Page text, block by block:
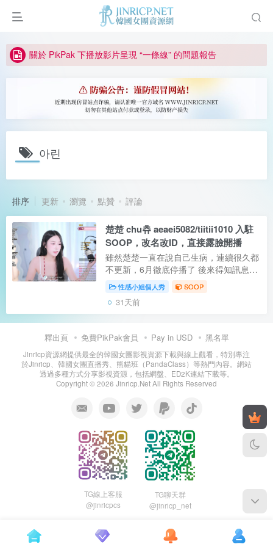
因粉絲房被舉報給主播糟下架,我們提高了粉絲房購買門檻
關於 PikPak 下播放影片呈現 “一條線” 的問題報告
正版宣告: 警惕盜版網站冒充 Jinricp.net [20260605更新]
아린
排序 更新 瀏覽 點贊 評論
楚楚 chu츄 aeaei5082/tiitii1010 入駐
SOOP，改名改ID，直接露臉開播
雖然楚楚一直在說自己生病，連續很久都
不更新，6月徹底停播了 後來得知訊息，
6月跑到SOOP去綠播了，直接露臉直播
了，還怪好看的 在SOOP裡表演顯的陽光
又有活力，跳的也很帶勁，有點意思！
性感小姐個人秀 SOOP
31天前
釋出頁 免費PikPak會員 Pay in USD 黑名單
Jinricp資源網提供最全的韓國女團影視資源下載與線上觀看，特別專注
於Jinricp、韓國女團直播秀、熊貓班（PandaClass）等熱門內容。網站
透過多種方式分享影視資源，包括網盤、ED2K連結下載等。
Copyright © 2026 Jinricp.Net All Rights Reserved
TG線上客服
@jinricpcs
TG聊天群
@jinricp_net